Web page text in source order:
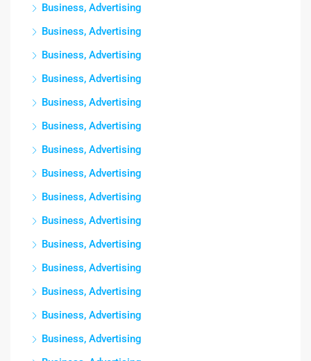
Business, Advertising
Business, Advertising
Business, Advertising
Business, Advertising
Business, Advertising
Business, Advertising
Business, Advertising
Business, Advertising
Business, Advertising
Business, Advertising
Business, Advertising
Business, Advertising
Business, Advertising
Business, Advertising
Business, Advertising